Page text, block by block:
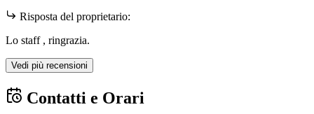
Risposta del proprietario:
Lo staff , ringrazia.
Vedi più recensioni
Contatti e Orari